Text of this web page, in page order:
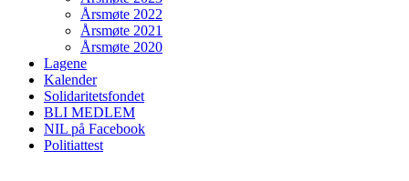
Årsmøte 2022
Årsmøte 2021
Årsmøte 2020
Lagene
Kalender
Solidaritetsfondet
BLI MEDLEM
NIL på Facebook
Politiattest